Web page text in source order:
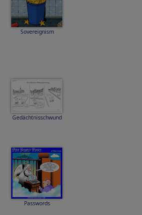
Sovereignism
Gedächtnisschwund
Passwords